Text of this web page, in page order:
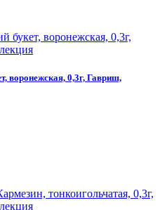
воронежская, 0,3г, Гавриш,